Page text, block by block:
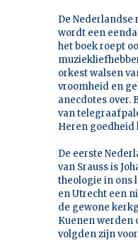
De Nederlandse
wordt een
het boek roept
orkest walsen
vroomheid en
anecdotes over.
van
Heren goedheid
De eerste
van Srauss is
theologie in ons
en Utrecht een
de gewone
Kuenen werden
volgden zijn